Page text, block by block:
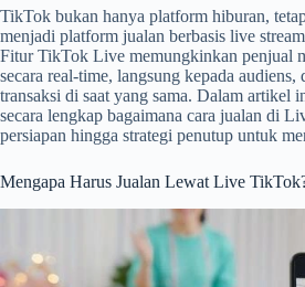
TikTok bukan hanya platform hiburan,
menjadi platform jualan berbasis live
Fitur TikTok Live memungkinkan penjual
secara real-time, langsung kepada audiens,
transaksi di saat yang sama. Dalam artikel
secara lengkap bagaimana cara jualan di
persiapan hingga strategi penutup untuk
Mengapa Harus Jualan Lewat Live